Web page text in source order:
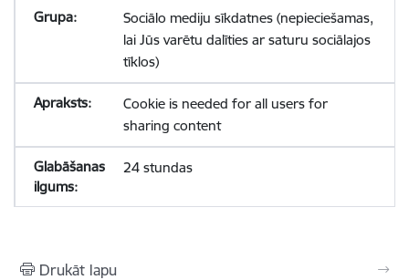
Sociālo mediju sīkdatnes (nepieciešamas,
lai Jūs varētu dalīties ar saturu sociālajos
tīklos)
Cookie is needed for all users for
sharing content
24 stundas
Drukāt lapu